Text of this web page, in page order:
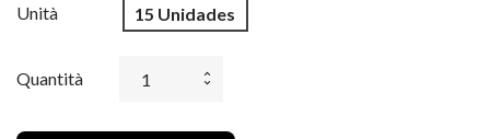
Unità 15 Unidades
Quantità